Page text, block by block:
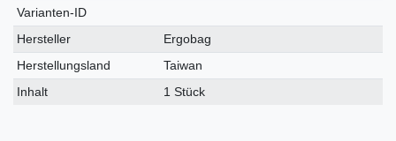
Varianten-ID
Hersteller
Ergobag
Herstellungsland
Taiwan
Inhalt
1 Stück